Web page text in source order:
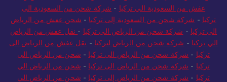
من السعودية الي تركيا -شحن من السعودية الى تركيا-شحن ونقل
عفش من السعودية الي تركيا-شركة شحن من السعودية الى
تركيا-شركة شحن من السعودية إلى تركيا- شحن عفش من الرياض
الى تركيا -شركة شحن من الرياض الي تركيا-
نقل عفش من الرياض
الي تركيا-شركة شحن من الرياض لتركيا- نقل عفش من الرياض الى
تركيا - شركة شحن من الرياض الى تركيا - شحن من الرياض الى
تركيا - شركة شحن من الرياض الى تركيا - شحن من الرياض الي